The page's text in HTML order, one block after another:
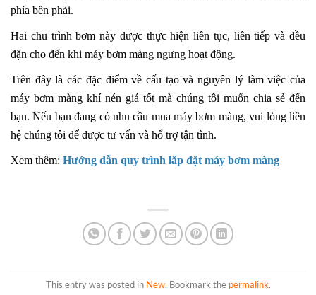
phía bên phải.
Hai chu trình bơm này được thực hiện liên tục, liên tiếp và đều
đặn cho đến khi máy bơm màng ngưng hoạt động.
Trên đây là các đặc điểm về cấu tạo và nguyên lý làm việc của
máy bơm màng khí nén giá tốt mà chúng tôi muốn chia sẻ đến
bạn. Nếu bạn đang có nhu cầu mua máy bơm màng, vui lòng liên
hệ chúng tôi để được tư vấn và hổ trợ tận tình.
Xem thêm: Hướng dẫn quy trình lắp đặt máy bơm màng
This entry was posted in New. Bookmark the permalink.